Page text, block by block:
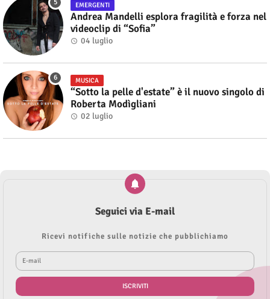
EMERGENTI
Andrea Mandelli esplora fragilità e forza nel
videoclip di “Sofia”
04 luglio
MUSICA
“Sotto la pelle d'estate” è il nuovo singolo di
Roberta Modìgliani
02 luglio
Seguici via E-mail
Ricevi notifiche sulle notizie che pubblichiamo